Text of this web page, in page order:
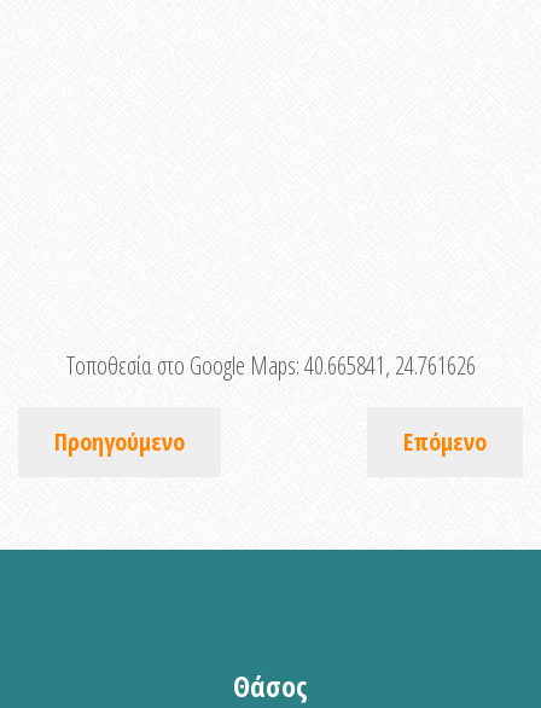
Τοποθεσία στο Google Maps:40.665841, 24.761626
Προηγούμενο Επόμενο
Θάσος